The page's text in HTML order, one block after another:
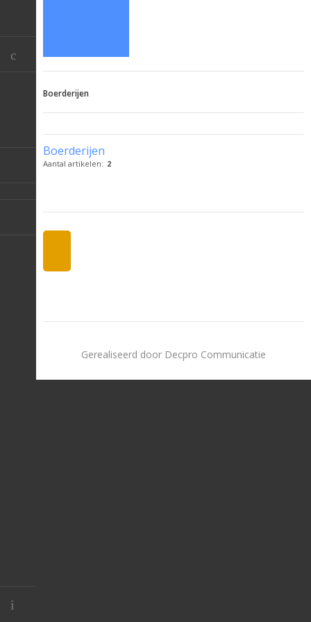
Boerderijen
Boerderijen
Aantal artikelen: 2
Gerealiseerd door Decpro Communicatie